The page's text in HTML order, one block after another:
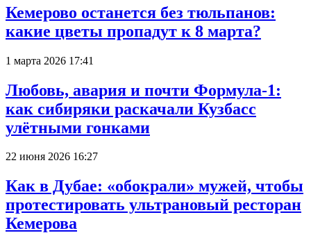
Кемерово останется без тюльпанов:
какие цветы пропадут к 8 марта?
1 марта 2026 17:41
Любовь, авария и почти Формула-1:
как сибиряки раскачали Кузбасс
улётными гонками
22 июня 2026 16:27
Как в Дубае: «обокрали» мужей, чтобы
протестировать ультрановый ресторан
Кемерова